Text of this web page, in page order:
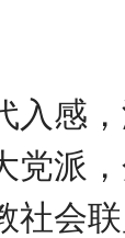
入感
党派
社会